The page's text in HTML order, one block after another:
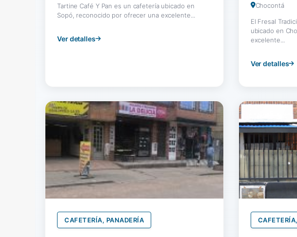
Tartine Café Y Pan es un cafetería ubicado en
Sopó, reconocido por ofrecer una excelente...
Ver detalles
Chocontá
El Fresal
ubicado en
excelente...
Ver detalles
CAFETERÍA, PANADERÍA